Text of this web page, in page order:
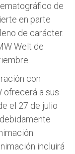
de
en parte
de carácter.
Welt de
con
ofrecerá a sus
el 27 de julio
incluirá